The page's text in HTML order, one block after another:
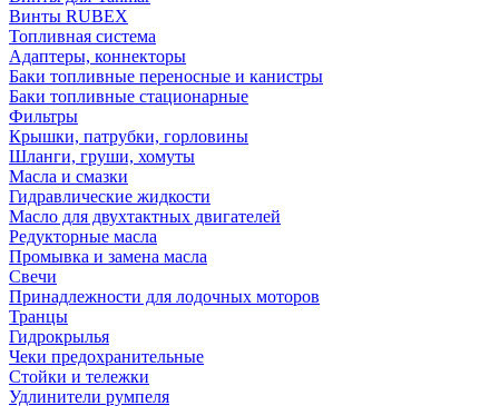
Винты RUBEX
Топливная система
Адаптеры, коннекторы
Баки топливные переносные и канистры
Баки топливные стационарные
Фильтры
Крышки, патрубки, горловины
Шланги, груши, хомуты
Масла и смазки
Гидравлические жидкости
Масло для двухтактных двигателей
Редукторные масла
Промывка и замена масла
Свечи
Принадлежности для лодочных моторов
Транцы
Гидрокрылья
Чеки предохранительные
Стойки и тележки
Удлинители румпеля